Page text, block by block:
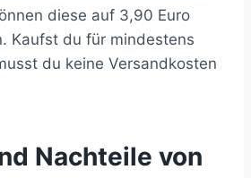
diese auf 3,90 Euro
Kaufst du für mindestens
du keine Versandkosten
Nachteile von